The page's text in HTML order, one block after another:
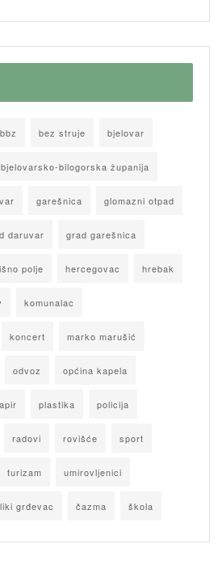
bbz bez struje bjelovar
bjelovarsko-bilogorska županija
garešnica glomazni otpad
daruvar grad garešnica
polje hercegovac hrebak
komunalac
koncert marko marušić
odvoz općina kapela
plastika policija
radovi rovišće sport
turizam umirovljenici
grđevac čazma škola